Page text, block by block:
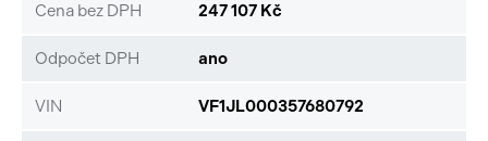
Cena bez DPH 247 107 Kč
Odpočet DPH ano
VIN VF1JL000357680792